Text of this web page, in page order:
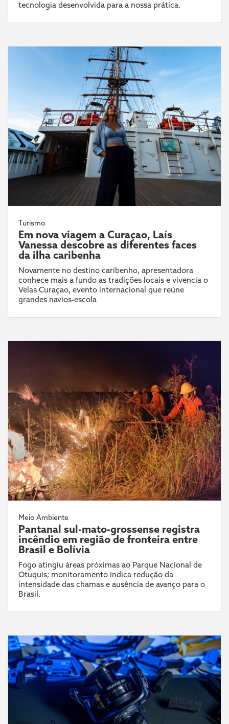
tecnologia desenvolvida para a nossa prática.
Turismo
Em nova viagem a Curaçao, Laís
Vanessa descobre as diferentes faces
da ilha caribenha
Novamente no destino caribenho, apresentadora
conhece mais a fundo as tradições locais e vivencia o
Velas Curaçao, evento internacional que reúne
grandes navios-escola
Meio Ambiente
Pantanal sul-mato-grossense registra
incêndio em região de fronteira entre
Brasil e Bolívia
Fogo atingiu áreas próximas ao Parque Nacional de
Otuquis; monitoramento indica redução da
intensidade das chamas e ausência de avanço para o
Brasil.